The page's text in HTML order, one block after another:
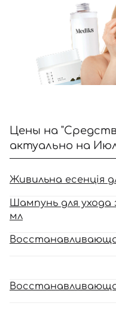
Цены на
актуально на
Живильна есенція
Шампунь для ухода
мл